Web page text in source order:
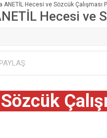
ANETİL Hecesi ve Sözcük Çalışması
Hecesi ve